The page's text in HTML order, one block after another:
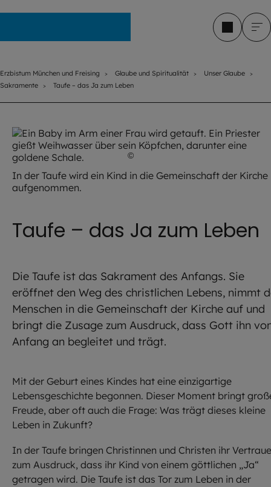
Erzbistum München und Freising Glaube und Spiritualität
Unser Glaube
Sakramente
Taufe – das Ja zum Leben
©
In der Taufe wird ein Kind in die Gemeinschaft der Kirche
aufgenommen.
Taufe – das Ja zum Leben
Die Taufe ist das Sakrament des Anfangs. Sie
eröffnet den Weg des christlichen Lebens, nimmt
Menschen in die Gemeinschaft der Kirche auf und
bringt die Zusage zum Ausdruck, dass Gott ihn
Anfang an begleitet und trägt.
Mit der Geburt eines Kindes hat eine einzigartige
Lebensgeschichte begonnen. Dieser Moment bringt
Freude, aber oft auch die Frage: Was trägt dieses kleine
Leben in Zukunft?
In der Taufe bringen Christinnen und Christen ihr
zum Ausdruck, dass ihr Kind von einem göttlichen „Ja“
getragen wird. Die Taufe ist das Tor zum Leben in der